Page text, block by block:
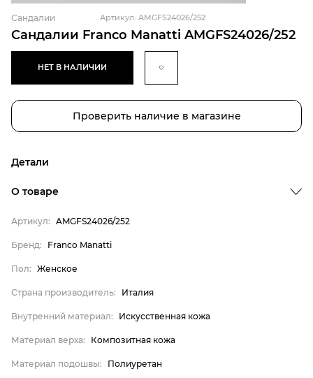
Сандалии Franco Manatti AMGFS24026/252
Сандалии Артикул: AMGFS24026/252
НЕТ В НАЛИЧИИ
Проверить наличие в магазине
Детали
Страна производитель
Внутренний материал
Материал верха
Материал подошвы
Искусственная кожа
О товаре
Артикул: AMGFS24026/252
Бренд: Franco Manatti
Пол: Женское
Страна производитель: Италия
Внутренний материал: Искусственная кожа
Материал верха: Композитная кожа
Материал подошвы: Полиуретан